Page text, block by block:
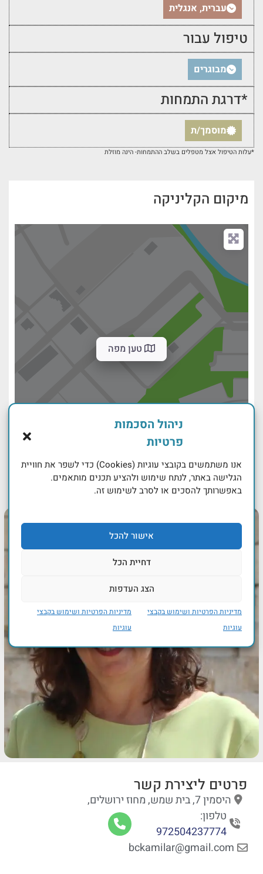
ניהול הסכמות
פרטיות
אנו משתמשים בקובצי עוגיות (Cookies) כדי לשפר את חוויית
הגלישה באתר, לנתח שימוש ולהציע תכנים מותאמים.
באפשרותך להסכים או לסרב לשימוש זה.
אישור להכל
דחיית הכל
הצג העדפות
מדיניות הפרטיות ושימוש בקבצי
עוגיות
מדיניות הפרטיות ושימוש בקבצי
עוגיות
עברית, אנגלית
טיפול עבור
מבוגרים
*דרגת התמחות
מוסמך/ת
*עלות הטיפול אצל מטפלים בשלב ההתמחות- הינה מוזלת
מיקום הקליניקה
טען מפה
פרטים ליצירת קשר
היסמין 7, בית שמש, מחוז ירושלים,
טלפון:
972504237774
bckamilar@gmail.com